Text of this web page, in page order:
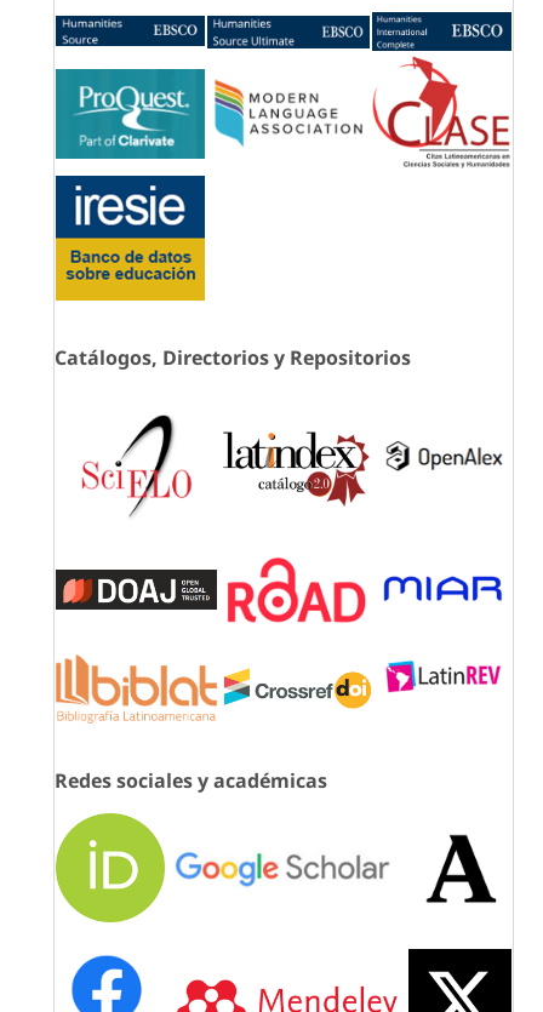
Catálogos, Directorios y Repositorios
Redes sociales y académicas